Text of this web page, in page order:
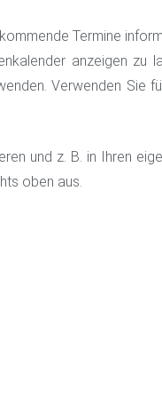
Termine
anzeigen zu
Verwenden Sie
und z. B. in Ihren
oben aus.